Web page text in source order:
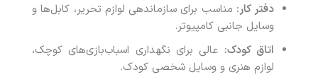
دفتر کار: مناسب برای سازماندهی لوازم تحریر، کابل‌ها و
وسایل جانبی کامپیوتر.
اتاق کودک: عالی برای نگهداری اسباب‌بازی‌های کوچک،
لوازم هنری و وسایل شخصی کودک.